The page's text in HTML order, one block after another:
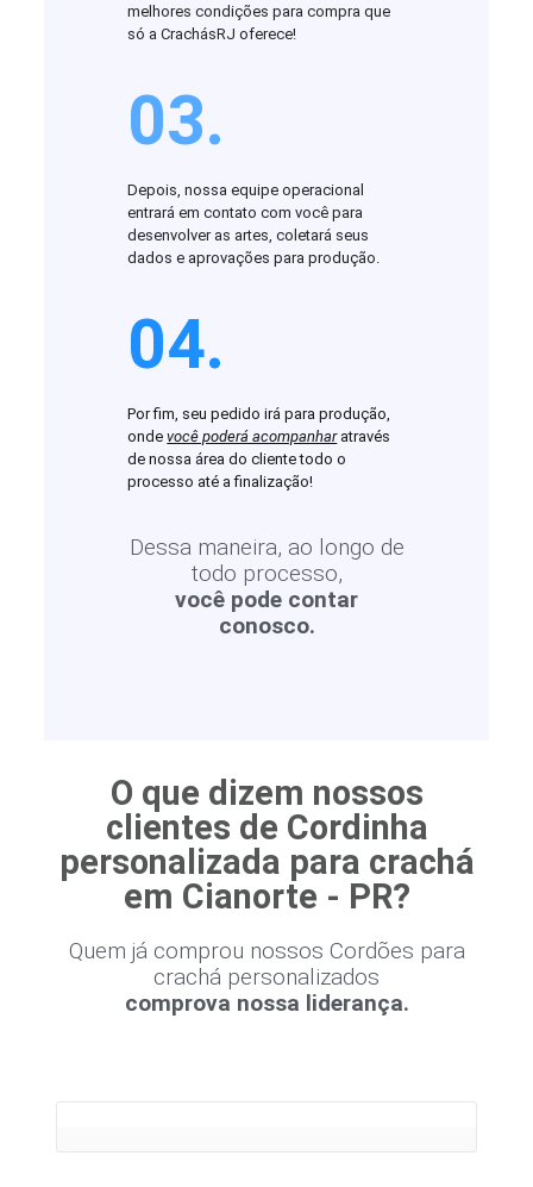
melhores condições para compra que
só a CrachásRJ oferece!
03.
Depois, nossa equipe operacional
entrará em contato com você para
desenvolver as artes, coletará seus
dados e aprovações para produção.
04.
Por fim, seu pedido irá para produção,
ondevocê poderá acompanharatravés
de nossa área do cliente todo o
processo até a finalização!
Dessa maneira, ao longo de
todo processo,
você pode contar
conosco.
O que dizem nossos
clientes de Cordinha
personalizada para crachá
em Cianorte - PR?
Quem já comprou nossos Cordões para
crachá personalizados
comprova nossa liderança.